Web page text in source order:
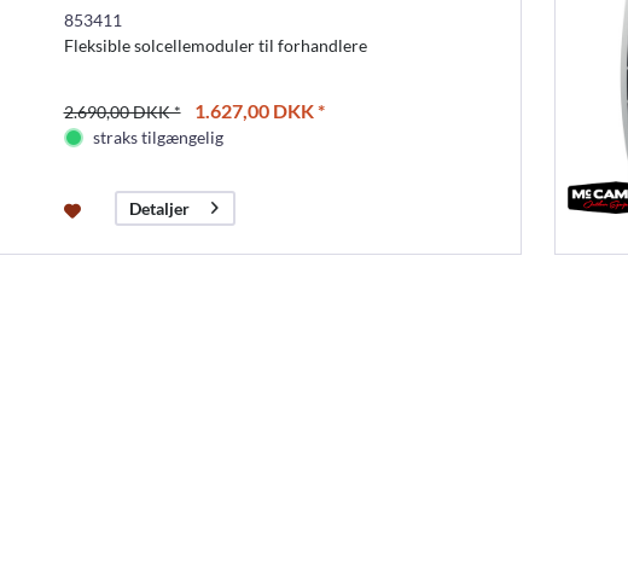
853411
Fleksible solcellemoduler til forhandlere
2.690,00 DKK * 1.627,00 DKK *
straks tilgængelig
Detaljer